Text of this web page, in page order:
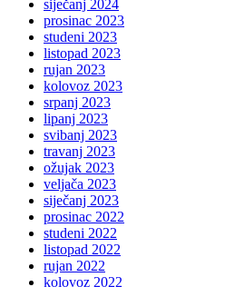
siječanj 2024
prosinac 2023
studeni 2023
listopad 2023
rujan 2023
kolovoz 2023
srpanj 2023
lipanj 2023
svibanj 2023
travanj 2023
ožujak 2023
veljača 2023
siječanj 2023
prosinac 2022
studeni 2022
listopad 2022
rujan 2022
kolovoz 2022